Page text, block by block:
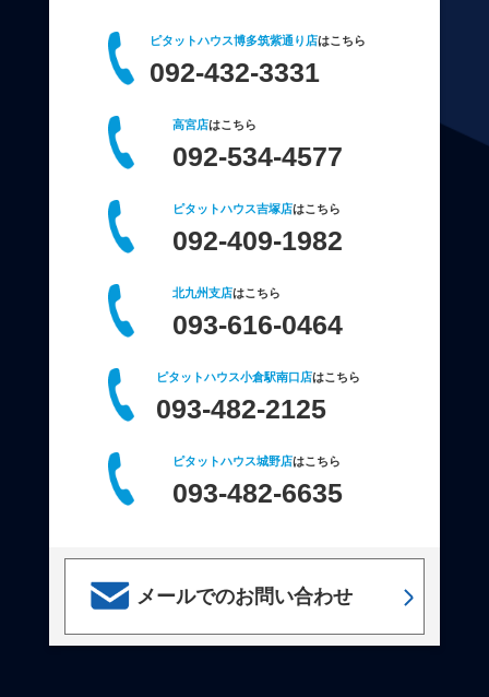
ピタットハウス博多筑紫通り店はこちら
092-432-3331
高宮店はこちら
092-534-4577
ピタットハウス吉塚店はこちら
092-409-1982
北九州支店はこちら
093-616-0464
ピタットハウス小倉駅南口店はこちら
093-482-2125
ピタットハウス城野店はこちら
093-482-6635
メールでのお問い合わせ